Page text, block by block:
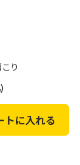
り
トに入れる